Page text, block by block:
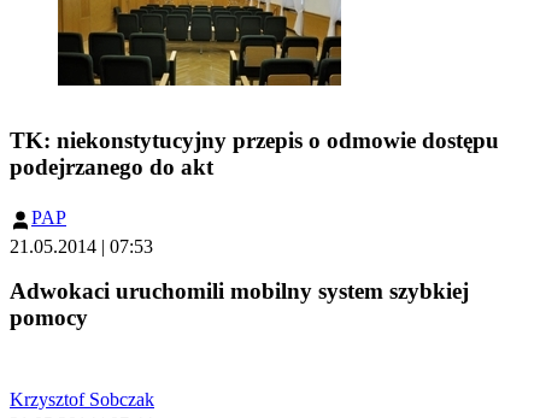
TK: niekonstytucyjny przepis o odmowie dostępu
podejrzanego do akt
PAP
21.05.2014 | 07:53
Adwokaci uruchomili mobilny system szybkiej
pomocy
Krzysztof Sobczak